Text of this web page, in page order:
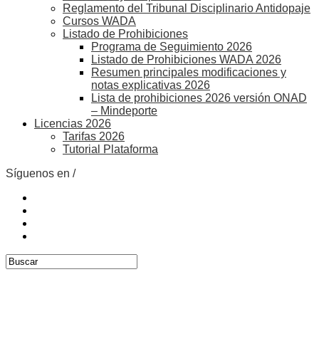
Reglamento del Tribunal Disciplinario Antidopaje
Cursos WADA
Listado de Prohibiciones
Programa de Seguimiento 2026
Listado de Prohibiciones WADA 2026
Resumen principales modificaciones y
notas explicativas 2026
Lista de prohibiciones 2026 versión ONAD
– Mindeporte
Licencias 2026
Tarifas 2026
Tutorial Plataforma
Síguenos en /